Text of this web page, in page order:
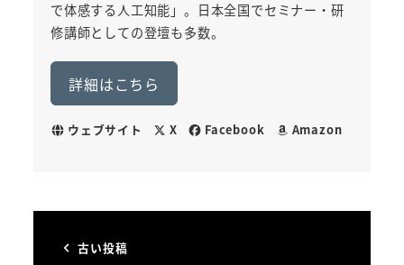
で体感する人工知能」。日本全国でセミナー・研
修講師としての登壇も多数。
詳細はこちら
ウェブサイト X Facebook Amazon
古い投稿